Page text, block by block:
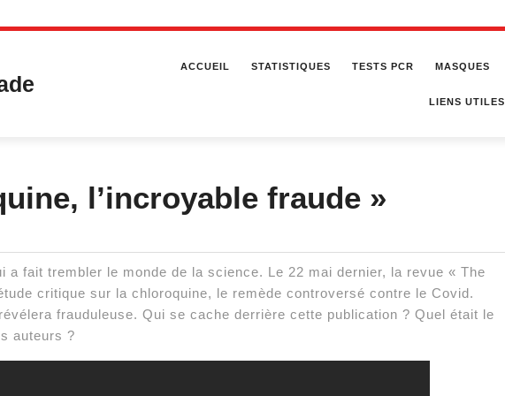
ACCUEIL STATISTIQUES TESTS PCR MASQUES
LIENS UTILES
l’incroyable fraude »
a fait trembler le monde de la science. Le 22 mai dernier, la revue « The
critique sur la chloroquine, le remède controversé contre le Covid.
frauduleuse. Qui se cache derrière cette publication ? Quel était le
auteurs ?